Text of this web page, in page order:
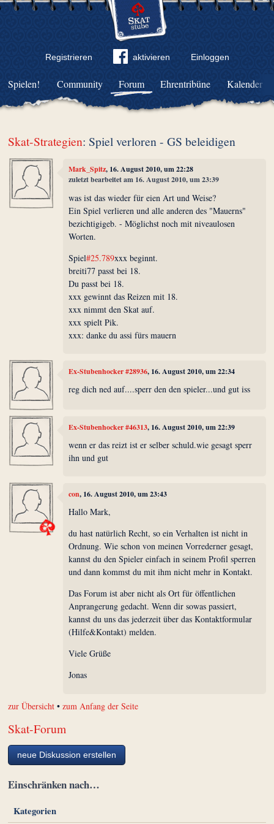
Registrieren aktivieren Einloggen
Community Forum Ehrentribüne Kalender
Spielen!
Skat-Strategien: Spiel verloren - GS beleidigen
Mark_Spitz, 16. August 2010, um 22:28
zuletzt bearbeitet am 16. August 2010, um 23:39
was ist das wieder für eien Art und Weise?
Ein Spiel verlieren und alle anderen des "Mauerns"
bezichtigigeb. - Möglichst noch mit niveaulosen
Worten.
Spiel#25.789xxx beginnt.
breiti77 passt bei 18.
Du passt bei 18.
xxx gewinnt das Reizen mit 18.
xxx nimmt den Skat auf.
xxx spielt Pik.
xxx: danke du assi fürs mauern
Ex-Stubenhocker #28936, 16. August 2010, um 22:34
reg dich ned auf....sperr den den spieler...und gut iss
Ex-Stubenhocker #46313, 16. August 2010, um 22:39
wenn er das reizt ist er selber schuld.wie gesagt sperr
ihn und gut
con, 16. August 2010, um 23:43
Hallo Mark,
du hast natürlich Recht, so ein Verhalten ist nicht in
Ordnung. Wie schon von meinen Vorrederner gesagt,
kannst du den Spieler einfach in seinem Profil sperren
und dann kommst du mit ihm nicht mehr in Kontakt.
Das Forum ist aber nicht als Ort für öffentlichen
Anprangerung gedacht. Wenn dir sowas passiert,
kannst du uns das jederzeit über das Kontaktformular
(Hilfe&Kontakt) melden.
Viele Grüße
Jonas
zur Übersicht •zum Anfang der Seite
Skat-Forum
neue Diskussion erstellen
Einschränken nach…
Kategorien